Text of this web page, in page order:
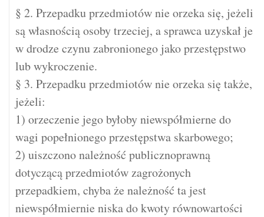
§ 2. Przepadku przedmiotów nie orzeka się, jeżeli
są własnością osoby trzeciej, a sprawca uzyskał je
w drodze czynu zabronionego jako przestępstwo
lub wykroczenie.
§ 3. Przepadku przedmiotów nie orzeka się także,
jeżeli:
1) orzeczenie jego byłoby niewspółmierne do
wagi popełnionego przestępstwa skarbowego;
2) uiszczono należność publicznoprawną
dotyczącą przedmiotów zagrożonych
przepadkiem, chyba że należność ta jest
niewspółmiernie niska do kwoty równowartości